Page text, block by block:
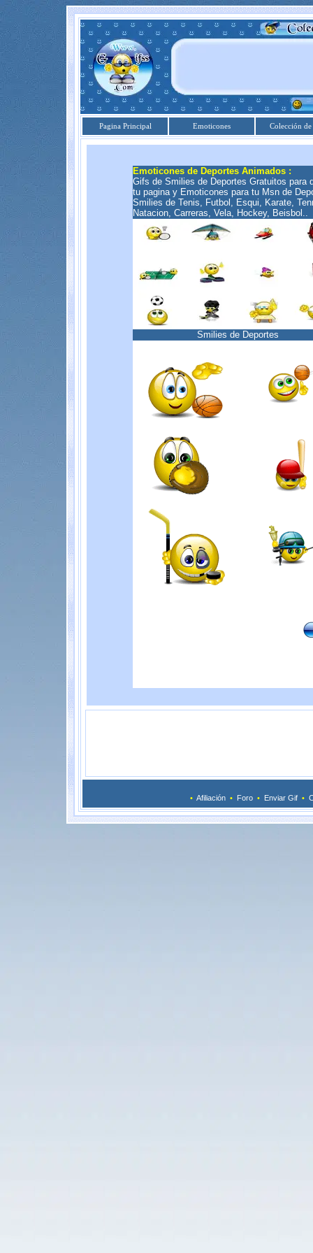
Pagina Principal Emoticones Colección
Emoticones de Deportes Animados :
Gifs de Smilies de Deportes Gratuitos para
tu pagina y Emoticones para tu Msn de
Smilies de Tenis, Futbol, Esqui, Karate,
Natacion, Carreras, Vela, Hockey, Beisbol..
Smilies de Deportes
• Afiliación • Foro • Enviar Gif •